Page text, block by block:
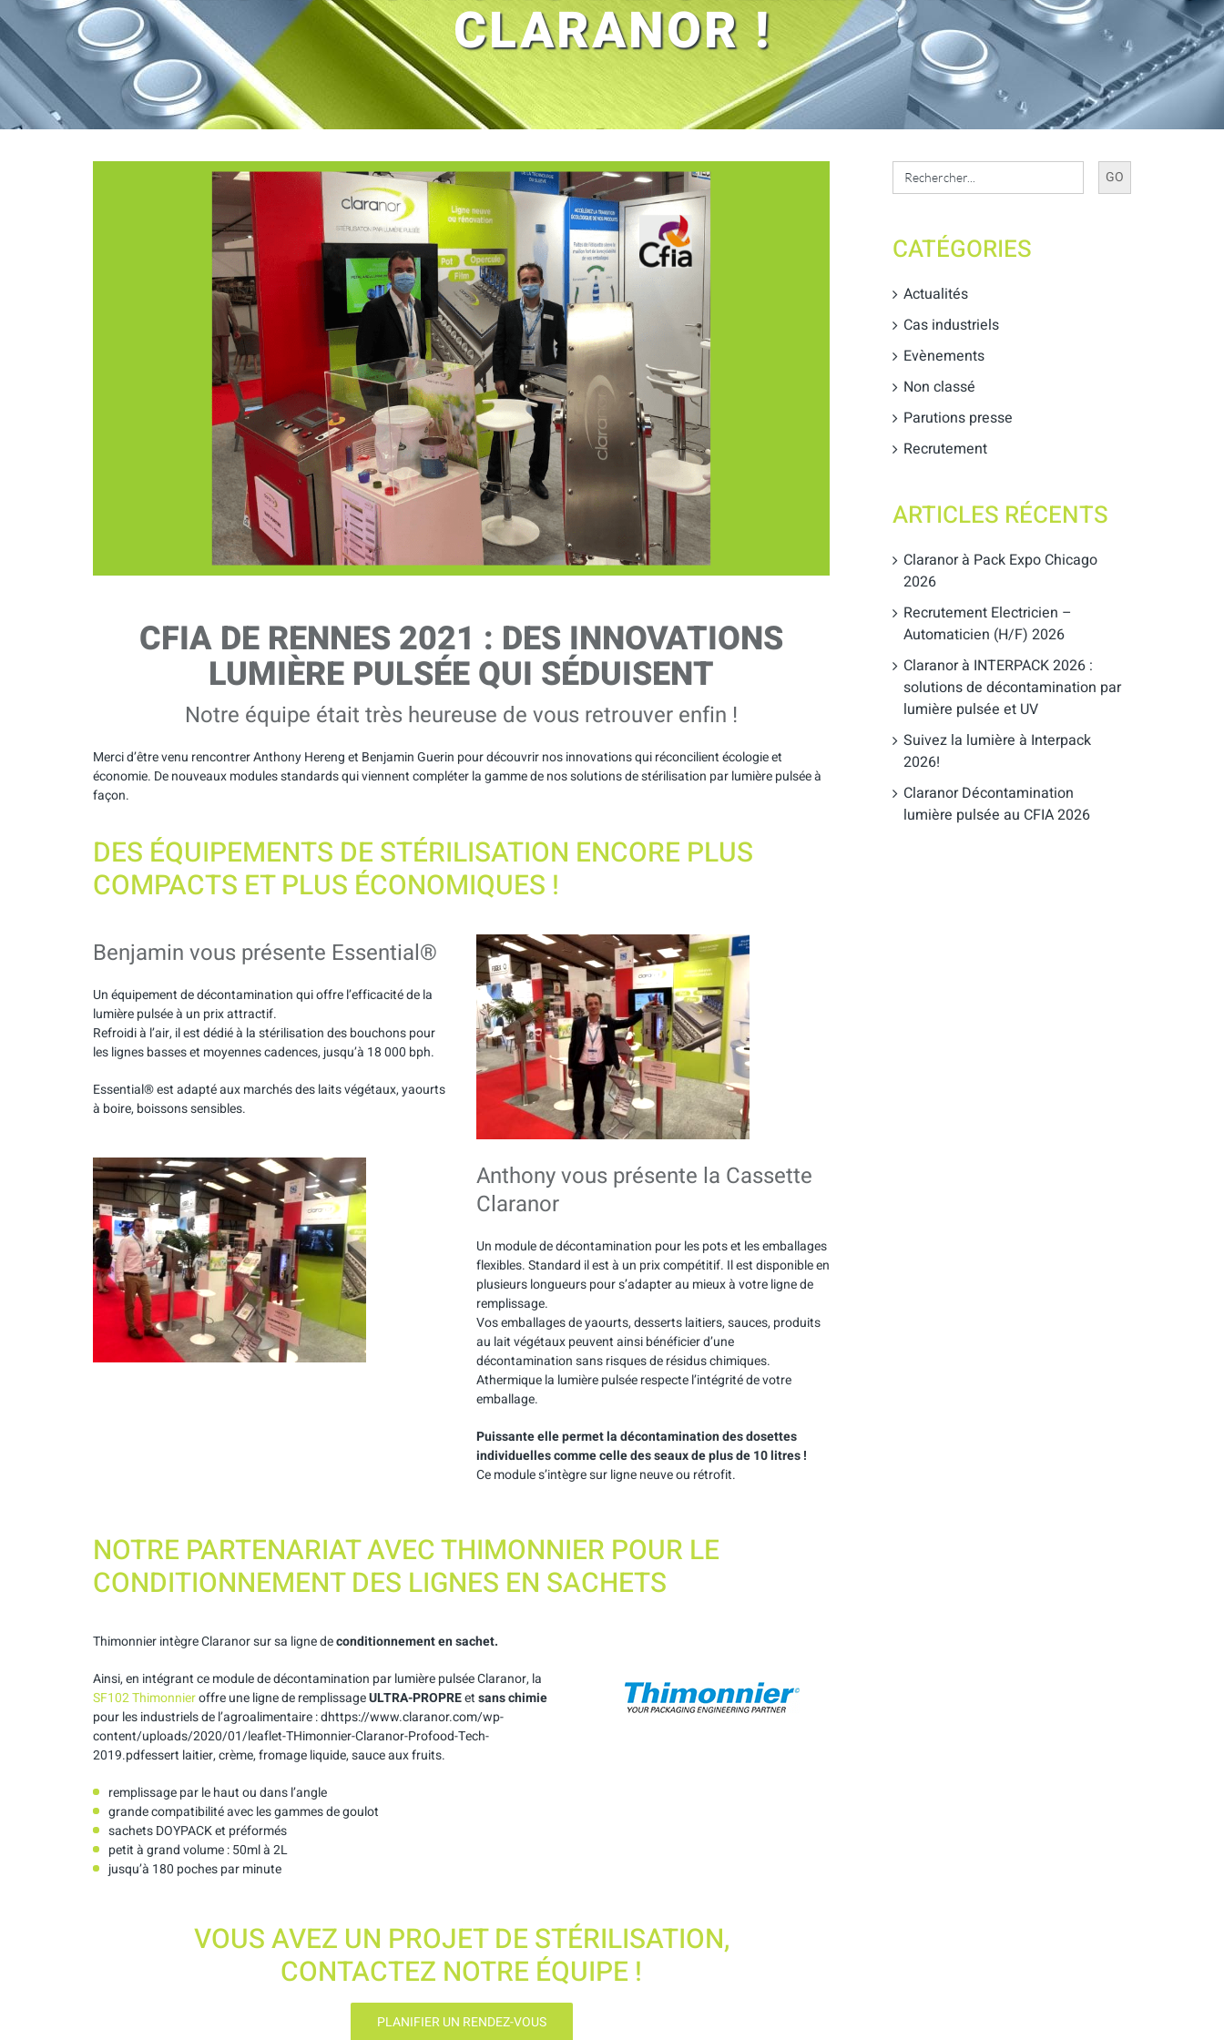
CLARANOR !
CFIA DE RENNES 2021 : DES INNOVATIONS
LUMIÈRE PULSÉE QUI SÉDUISENT
Notre équipe était très heureuse de vous retrouver enfin !
Merci d’être venu rencontrer Anthony Hereng et Benjamin Guerin pour découvrir nos innovations qui réconcilient écologie et
économie. De nouveaux modules standards qui viennent compléter la gamme de nos solutions de stérilisation par lumière pulsée à
façon.
DES ÉQUIPEMENTS DE STÉRILISATION ENCORE PLUS
COMPACTS ET PLUS ÉCONOMIQUES !
Benjamin vous présente Essential®
Un équipement de décontamination qui offre l’efficacité de la
lumière pulsée à un prix attractif.
Refroidi à l’air, il est dédié à la stérilisation des bouchons pour
les lignes basses et moyennes cadences, jusqu’à 18 000 bph.
Essential® est adapté aux marchés des laits végétaux, yaourts
à boire, boissons sensibles.
Anthony vous présente la Cassette
Claranor
Un module de décontamination pour les pots et les emballages
flexibles. Standard il est à un prix compétitif. Il est disponible en
plusieurs longueurs pour s’adapter au mieux à votre ligne de
remplissage.
Vos emballages de yaourts, desserts laitiers, sauces, produits
au lait végétaux peuvent ainsi bénéficier d’une
décontamination sans risques de résidus chimiques.
Athermique la lumière pulsée respecte l’intégrité de votre
emballage.
Puissante elle permet la décontamination des dosettes
individuelles comme celle des seaux de plus de 10 litres !
Ce module s’intègre sur ligne neuve ou rétrofit.
NOTRE PARTENARIAT AVEC THIMONNIER POUR LE
CONDITIONNEMENT DES LIGNES EN SACHETS
Thimonnier intègre Claranor sur sa ligne deconditionnement en sachet.
Ainsi, en intégrant ce module de décontamination par lumière pulsée Claranor, la
SF102 Thimonnieroffre une ligne de remplissageULTRA-PROPREetsans chimie
pour les industriels de l’agroalimentaire : dhttps://www.claranor.com/wp-
content/uploads/2020/01/leaflet-THimonnier-Claranor-Profood-Tech-
2019.pdfessert laitier, crème, fromage liquide, sauce aux fruits.
remplissage par le haut ou dans l’angle
grande compatibilité avec les gammes de goulot
sachets DOYPACK et préformés
petit à grand volume : 50ml à 2L
jusqu’à 180 poches par minute
VOUS AVEZ UN PROJET DE STÉRILISATION,
CONTACTEZ NOTRE ÉQUIPE !
PLANIFIER UN RENDEZ-VOUS
Search
for:
CATÉGORIES
Actualités
Cas industriels
Evènements
Non classé
Parutions presse
Recrutement
ARTICLES RÉCENTS
Claranor à Pack Expo Chicago
2026
Recrutement Electricien –
Automaticien (H/F) 2026
Claranor à INTERPACK 2026 :
solutions de décontamination par
lumière pulsée et UV
Suivez la lumière à Interpack
2026!
Claranor Décontamination
lumière pulsée au CFIA 2026